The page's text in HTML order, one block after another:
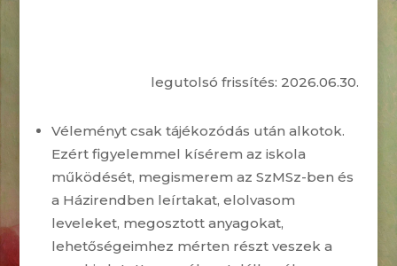
legutolsó frissítés: 2026.06.30.
Véleményt csak tájékozódás után alkotok.
Ezért figyelemmel kísérem az iskola
működését, megismerem az SzMSz-ben és
a Házirendben leírtakat, elolvasom
leveleket, megosztott anyagokat,
lehetőségeimhez mérten részt veszek a